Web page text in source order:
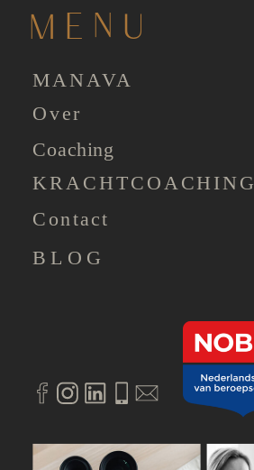
BLOG
KRACHTCOACHING
Contact
Coaching
Over
MANAVA
MENU